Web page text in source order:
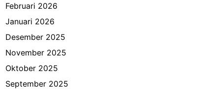
Februari 2026
Januari 2026
Desember 2025
November 2025
Oktober 2025
September 2025